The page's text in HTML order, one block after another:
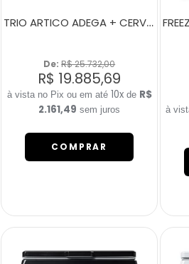
TRIO ARTICO ADEGA + CERVEJEIRA + CHAMPANHEIRA
De: R$ 25.732,00
R$ 19.885,69
10xde R$
2.161,49 sem juros
COMPRAR